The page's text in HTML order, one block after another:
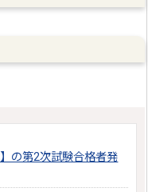
の第2次試験合格者発